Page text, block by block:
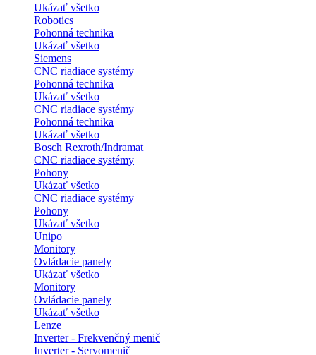
Ukázať všetko
Robotics
Pohonná technika
Ukázať všetko
Siemens
CNC riadiace systémy
Pohonná technika
Ukázať všetko
CNC riadiace systémy
Pohonná technika
Ukázať všetko
Bosch Rexroth/Indramat
CNC riadiace systémy
Pohony
Ukázať všetko
CNC riadiace systémy
Pohony
Ukázať všetko
Unipo
Monitory
Ovládacie panely
Ukázať všetko
Monitory
Ovládacie panely
Ukázať všetko
Lenze
Inverter - Frekvenčný menič
Inverter - Servomenič